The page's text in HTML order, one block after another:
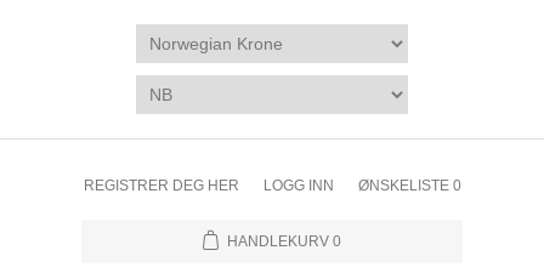
REGISTRER DEG HER LOGG INN ØNSKELISTE 0
HANDLEKURV 0